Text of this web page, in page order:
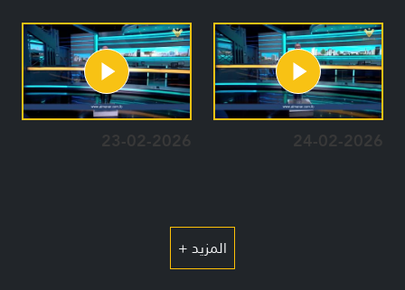
24-02-2026
23-02-2026
المزيد +